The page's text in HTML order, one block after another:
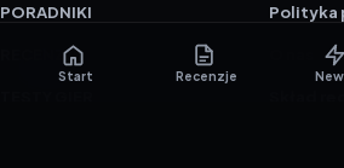
PORADNIKI
RECENZJE
Polityka
Start Recenzje